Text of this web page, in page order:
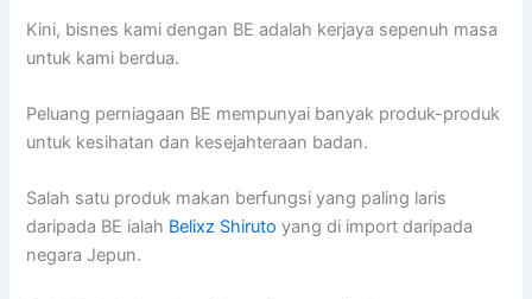
Kini, bisnes kami dengan BE adalah kerjaya sepenuh masa
untuk kami berdua.
Peluang perniagaan BE mempunyai banyak produk-produk
untuk kesihatan dan kesejahteraan badan.
Salah satu produk makan berfungsi yang paling laris
daripada BE ialah Belixz Shiruto yang di import daripada
negara Jepun.